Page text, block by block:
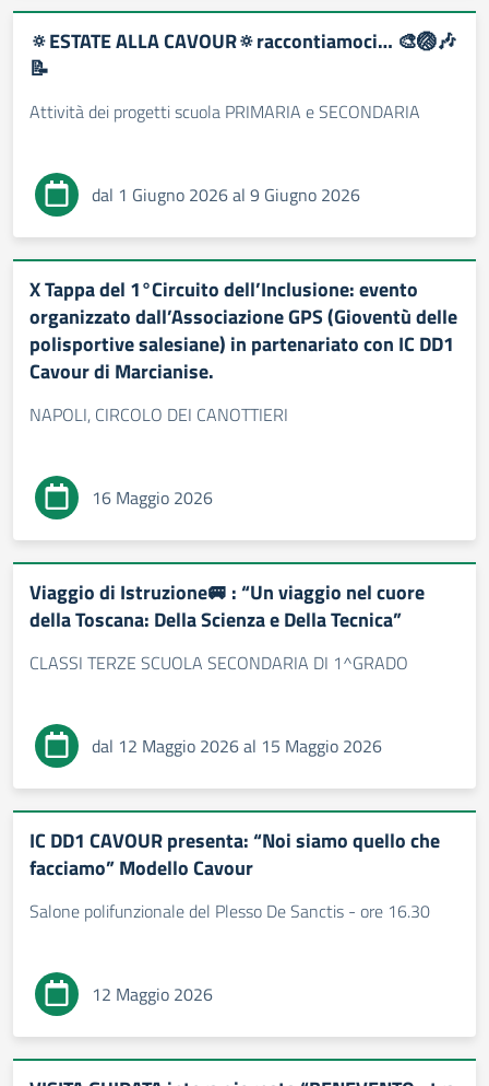
🔅ESTATE ALLA CAVOUR🔅raccontiamoci… 🎨🏐🎶
📝
Attività dei progetti scuola PRIMARIA e SECONDARIA
dal 1 Giugno 2026 al 9 Giugno 2026
X Tappa del 1°Circuito dell’Inclusione: evento
organizzato dall’Associazione GPS (Gioventù delle
polisportive salesiane) in partenariato con IC DD1
Cavour di Marcianise.
NAPOLI, CIRCOLO DEI CANOTTIERI
16 Maggio 2026
Viaggio di Istruzione🚐 : “Un viaggio nel cuore
della Toscana: Della Scienza e Della Tecnica”
CLASSI TERZE SCUOLA SECONDARIA DI 1^GRADO
dal 12 Maggio 2026 al 15 Maggio 2026
IC DD1 CAVOUR presenta: “Noi siamo quello che
facciamo” Modello Cavour
Salone polifunzionale del Plesso De Sanctis - ore 16.30
12 Maggio 2026